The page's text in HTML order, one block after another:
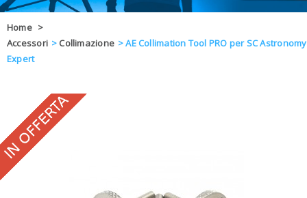
OFFERTE
BLOG
ENTI E PA
CONTATTI
Home >
Accessori > Collimazione >AE Collimation Tool PRO per SC Astronomy
Expert